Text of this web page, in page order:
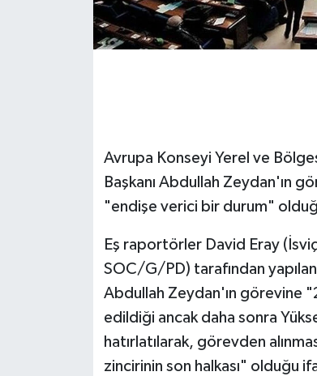
Avrupa Konseyi Yerel ve
Başkanı Abdullah Zeydan'ın
"endişe verici bir durum"
Eş raportörler David Eray
SOC/G/PD) tarafından
Abdullah Zeydan'ın görevine
edildiği ancak daha sonra
hatırlatılarak, görevden
zincirinin son halkası" olduğu